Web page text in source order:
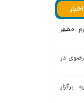
مطهر
در
برگزار